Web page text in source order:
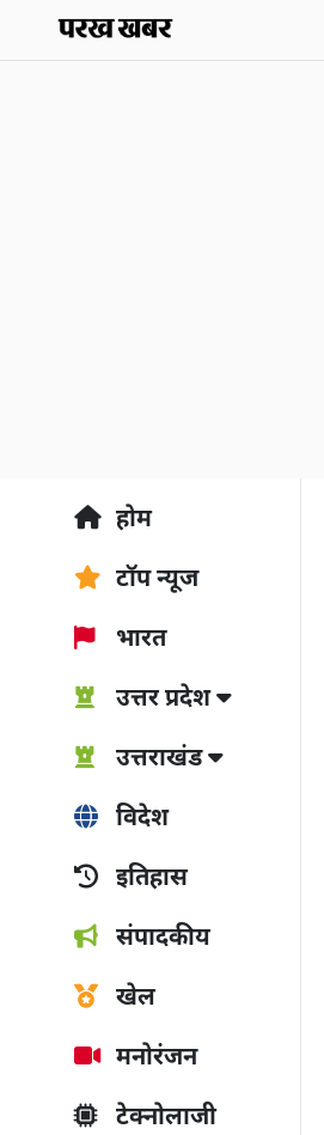
होम
टॉप न्यूज
भारत
उत्तर प्रदेश
उत्तराखंड
विदेश
इतिहास
संपादकीय
खेल
मनोरंजन
टेक्नोलाजी